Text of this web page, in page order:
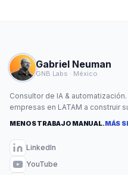
Gabriel Neuman
GNB Labs · México
Consultor de IA &
empresas en LATAM a construir
MENOS TRABAJO MANUAL.MÁS
LinkedIn
YouTube